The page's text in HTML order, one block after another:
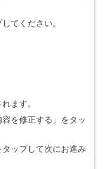
てください。
ます。
を修正する」をタッ
ップして次にお進み